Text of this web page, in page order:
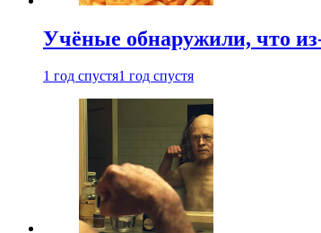
Учёные обнаружили, что
1 год спустя1 год спустя